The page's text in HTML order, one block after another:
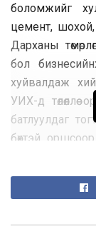
боломжийг
цемент,
Дарханы
бол
хуйвалдаж
УИХ-д
батлуулдаг
бөхтэй
хэд хэдэн
намууд